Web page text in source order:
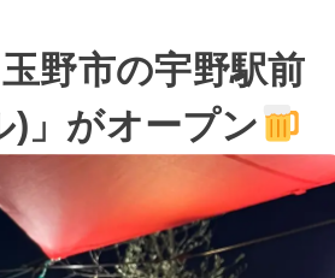
野市の宇野駅前
」がオープン